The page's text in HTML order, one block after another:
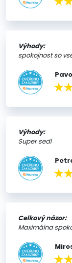
Výhody:
spokojnost so
Výhody:
Super sedí
Celkový názor:
Maximálna